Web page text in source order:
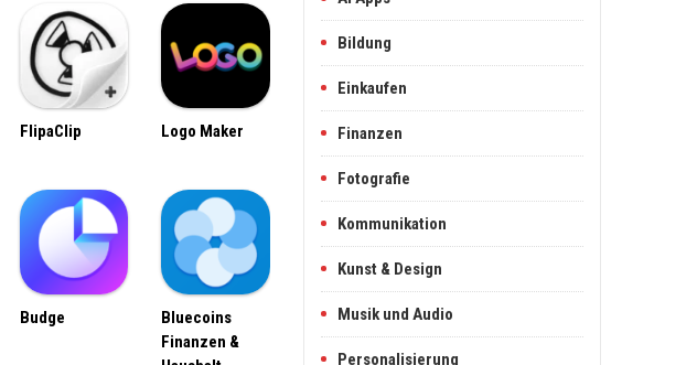
FlipaClip Logo Maker
Budge
Bluecoins
Finanzen &
Bildung
Einkaufen
Finanzen
Fotografie
Kommunikation
Kunst & Design
Musik und Audio
Personalisierung